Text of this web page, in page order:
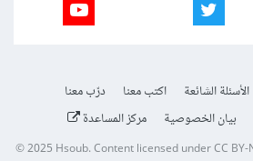
الأسئلة الشائعة اكتب معنا
درّب معنا
بيان الخصوصية مركز المساعدة
© 2025Hsoub.Content licensed underCC